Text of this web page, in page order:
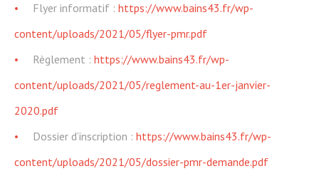
Flyer informatif : https://www.bains43.fr/wp-
content/uploads/2021/05/flyer-pmr.pdf
Règlement : https://www.bains43.fr/wp-
content/uploads/2021/05/reglement-au-1er-janvier-
2020.pdf
Dossier d’inscription : https://www.bains43.fr/wp-
content/uploads/2021/05/dossier-pmr-demande.pdf